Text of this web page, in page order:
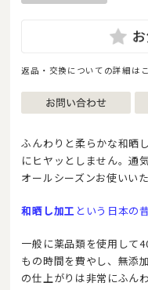
返品・交換についての詳細は
ふんわりと柔らかな和晒
にヒヤッとしません。通
オールシーズンお使いいた
和晒し加工 という日本の
一般に薬品類を使用して
もの時間を費やし、無添
の仕上がりは非常にふん
布団カバー
ベビー・ジュニア用寝具
こたつ布団
マルチカバー・クロス
ラグマット・カーペット
インナー・ルームウェア
美容・健康グッズ